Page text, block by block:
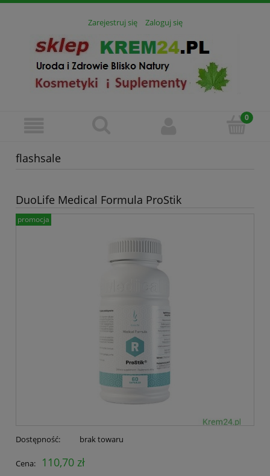
Zarejestruj się Zaloguj się
flashsale
DuoLife Medical Formula ProStik
promocja
Dostępność: brak towaru
Cena: 110,70 zł